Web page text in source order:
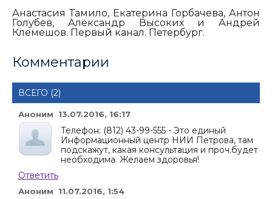
Анастасия Тамило, Екатерина Горбачева, Антон
Голубев, Александр Высоких и Андрей
Клемешов. Первый канал. Петербург.
Комментарии
ВСЕГО (2)
Аноним 13.07.2016, 16:17
Телефон: (812) 43-99-555 - Это единый
Информационный центр НИИ Петрова, там
подскажут, какая консультация и проч.будет
необходима. Желаем здоровья!
Ответить
Аноним 11.07.2016, 1:54